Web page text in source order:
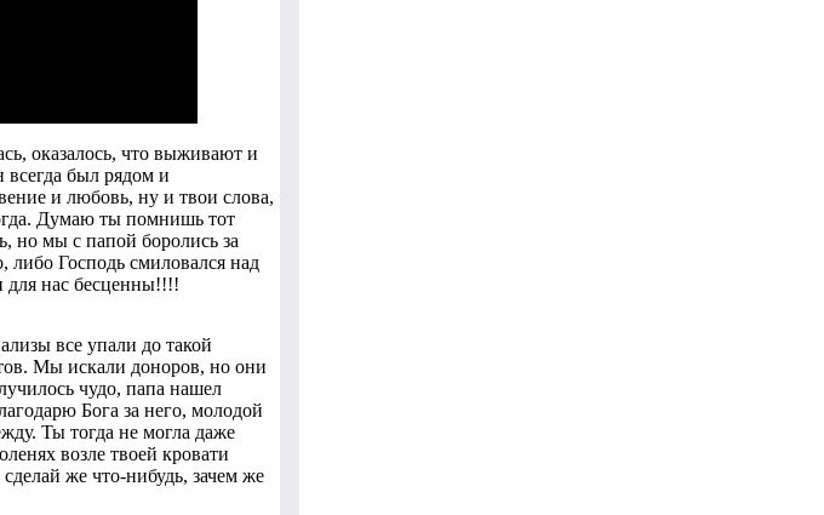
оказалось, что выживают и
всегда был рядом и
и любовь, ну и твои слова,
Думаю ты помнишь тот
но мы с папой боролись за
либо Господь смиловался над
для нас бесценны!!!!
все упали до такой
Мы искали доноров, но они
чудо, папа нашел
Бога за него, молодой
Ты тогда не могла даже
возле твоей кровати
же что-нибудь, зачем же